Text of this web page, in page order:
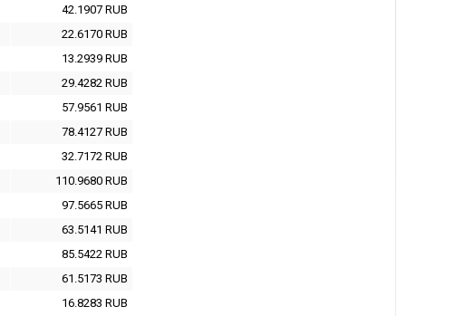
42.1907 RUB
22.6170 RUB
13.2939 RUB
29.4282 RUB
57.9561 RUB
78.4127 RUB
32.7172 RUB
110.9680 RUB
97.5665 RUB
63.5141 RUB
85.5422 RUB
61.5173 RUB
16.8283 RUB